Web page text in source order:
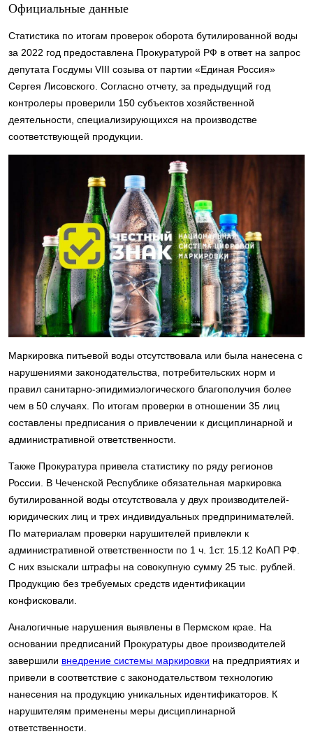
Официальные данные
Статистика по итогам проверок оборота бутилированной воды
за 2022 год предоставлена Прокуратурой РФ в ответ на запрос
депутата Госдумы VIII созыва от партии «Единая Россия»
Сергея Лисовского. Согласно отчету, за предыдущий год
контролеры проверили 150 субъектов хозяйственной
деятельности, специализирующихся на производстве
соответствующей продукции.
Маркировка питьевой воды отсутствовала или была нанесена с
нарушениями законодательства, потребительских норм и
правил санитарно-эпидимиэлогического благополучия более
чем в 50 случаях. По итогам проверки в отношении 35 лиц
составлены предписания о привлечении к дисциплинарной и
административной ответственности.
Также Прокуратура привела статистику по ряду регионов
России. В Чеченской Республике обязательная маркировка
бутилированной воды отсутствовала у двух производителей-
юридических лиц и трех индивидуальных предпринимателей.
По материалам проверки нарушителей привлекли к
административной ответственности по 1 ч. 1ст. 15.12 КоАП РФ.
С них взыскали штрафы на совокупную сумму 25 тыс. рублей.
Продукцию без требуемых средств идентификации
конфисковали.
Аналогичные нарушения выявлены в Пермском крае. На
основании предписаний Прокуратуры двое производителей
завершили внедрение системы маркировки на предприятиях и
привели в соответствие с законодательством технологию
нанесения на продукцию уникальных идентификаторов. К
нарушителям применены меры дисциплинарной
ответственности.